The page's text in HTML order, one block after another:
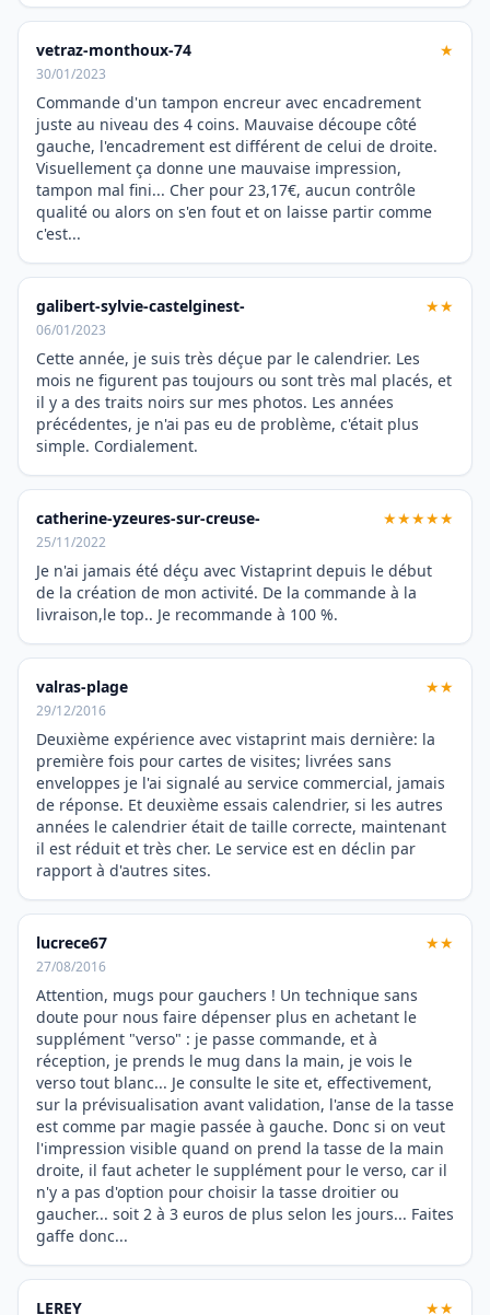
vetraz-monthoux-74 ★
30/01/2023
Commande d'un tampon encreur avec encadrement
juste au niveau des 4 coins. Mauvaise découpe côté
gauche, l'encadrement est différent de celui de droite.
Visuellement ça donne une mauvaise impression,
tampon mal fini... Cher pour 23,17€, aucun contrôle
qualité ou alors on s'en fout et on laisse partir comme
c'est...
galibert-sylvie-castelginest- ★★
06/01/2023
Cette année, je suis très déçue par le calendrier. Les
mois ne figurent pas toujours ou sont très mal placés, et
il y a des traits noirs sur mes photos. Les années
précédentes, je n'ai pas eu de problème, c'était plus
simple. Cordialement.
catherine-yzeures-sur-creuse- ★★★★★
25/11/2022
Je n'ai jamais été déçu avec Vistaprint depuis le début
de la création de mon activité. De la commande à la
livraison,le top.. Je recommande à 100 %.
valras-plage ★★
29/12/2016
Deuxième expérience avec vistaprint mais dernière: la
première fois pour cartes de visites; livrées sans
enveloppes je l'ai signalé au service commercial, jamais
de réponse. Et deuxième essais calendrier, si les autres
années le calendrier était de taille correcte, maintenant
il est réduit et très cher. Le service est en déclin par
rapport à d'autres sites.
lucrece67 ★★
27/08/2016
Attention, mugs pour gauchers ! Un technique sans
doute pour nous faire dépenser plus en achetant le
supplément "verso" : je passe commande, et à
réception, je prends le mug dans la main, je vois le
verso tout blanc... Je consulte le site et, effectivement,
sur la prévisualisation avant validation, l'anse de la tasse
est comme par magie passée à gauche. Donc si on veut
l'impression visible quand on prend la tasse de la main
droite, il faut acheter le supplément pour le verso, car il
n'y a pas d'option pour choisir la tasse droitier ou
gaucher... soit 2 à 3 euros de plus selon les jours... Faites
gaffe donc...
LEREY ★★